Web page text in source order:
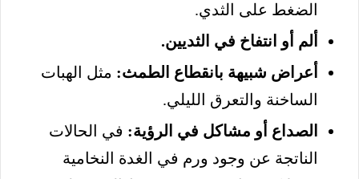
الضغط على الثدي.
ألم أو انتفاخ في الثديين.
أعراض شبيهة بانقطاع الطمث: مثل الهبات
الساخنة والتعرق الليلي.
الصداع أو مشاكل في الرؤية: في الحالات
الناتجة عن وجود ورم في الغدة النخامية